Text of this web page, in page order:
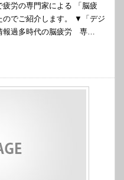
労の専門家による 「脳疲
のでご紹介します。 ▼「デジ
報過多時代の脳疲労 専…